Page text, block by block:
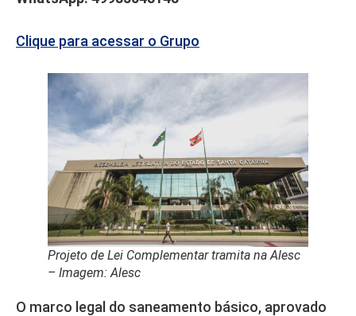
Clique para acessar o Grupo
Projeto de Lei Complementar tramita na Alesc
– Imagem: Alesc
O marco legal do saneamento básico, aprovado